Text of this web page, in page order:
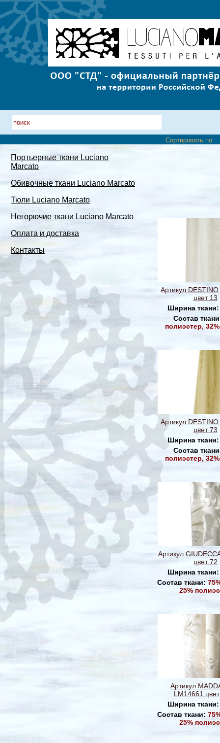
Портьерные ткани Luciano
Marcato
Обивочные ткани Luciano Marcato
Тюли Luciano Marcato
Негорючие ткани Luciano Marcato
Оплата и доставка
Контакты
Сортировать по:
Артикул
цвет 13
Ширина
Состав
полиэстер,
Артикул
цвет 73
Ширина
Состав
полиэстер,
Артикул
цвет 72
Ширина
Состав ткани:
25%
Артикул
LM14661
Ширина
Состав ткани:
25%